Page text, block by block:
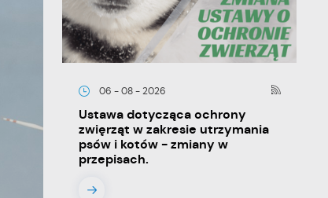
06 - 08 - 2026
Ustawa dotycząca ochrony
zwięrząt w zakresie utrzymania
psów i kotów - zmiany w
przepisach.